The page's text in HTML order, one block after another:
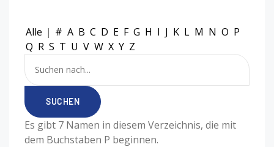
Alle | # A B C D E F G H I J K L M N O P
Q R S T U V W X Y Z
Es gibt 7 Namen in diesem Verzeichnis, die mit
dem Buchstaben P beginnen.